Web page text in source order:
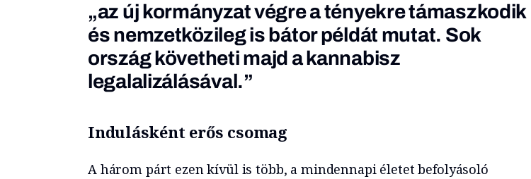
„az új kormányzat végre a tényekre támaszkodik
és nemzetközileg is bátor példát mutat. Sok
ország követheti majd a kannabisz
legalalizálásával.”
Indulásként erős csomag
A három párt ezen kívül is több, a mindennapi életet befolyásoló